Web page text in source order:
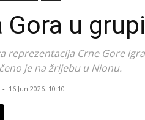
Gora u
reprezentacija Crne Gore
je na žrijebu u Nionu.
- 16 Jun 2026. 10:10